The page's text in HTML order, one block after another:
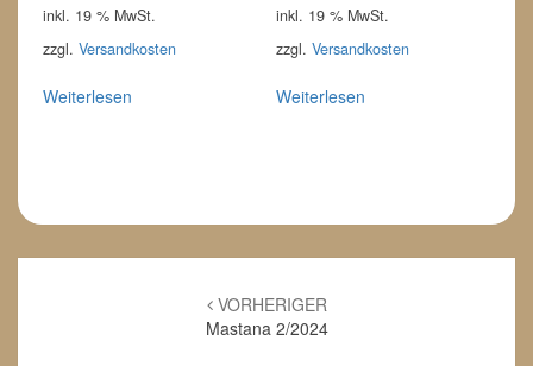
inkl. 19 % MwSt.
zzgl. Versandkosten
Weiterlesen
inkl. 19 % MwSt.
zzgl. Versandkosten
Weiterlesen
VORHERIGER
Mastana 2/2024